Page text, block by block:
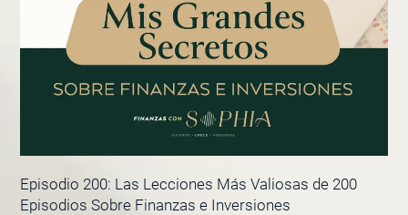
Episodio 200: Las Lecciones Más Valiosas de 200
Episodios Sobre Finanzas e Inversiones